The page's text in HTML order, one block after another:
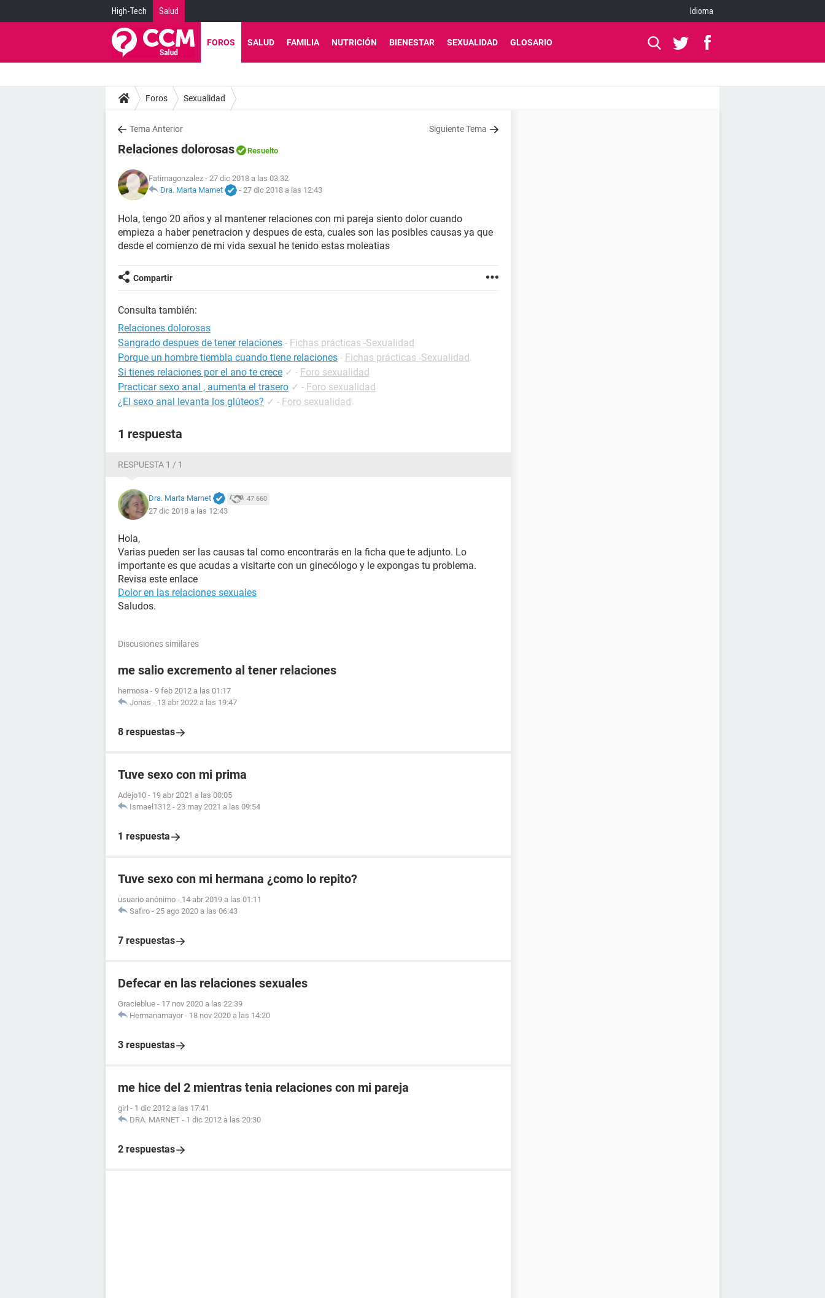
High-Tech Salud Idioma
FOROS SALUD FAMILIA NUTRICIÓN BIENESTAR SEXUALIDAD GLOSARIO
Foros Sexualidad
Tema Anterior Siguiente Tema
Relaciones dolorosas Resuelto
Fatimagonzalez - 27 dic 2018 a las 03:32
Dra. Marta Marnet
- 27 dic 2018 a las 12:43
Hola, tengo 20 años y al mantener relaciones con mi pareja siento dolor cuando
empieza a haber penetracion y despues de esta, cuales son las posibles causas ya que
desde el comienzo de mi vida sexual he tenido estas moleatias
Compartir
Consulta también:
Relaciones dolorosas
Sangrado despues de tener relaciones - Fichas prácticas -Sexualidad
Porque un hombre tiembla cuando tiene relaciones - Fichas prácticas -Sexualidad
Si tienes relaciones por el ano te crece ✓ - Foro sexualidad
Practicar sexo anal , aumenta el trasero ✓ - Foro sexualidad
¿El sexo anal levanta los glúteos? ✓ - Foro sexualidad
1 respuesta
RESPUESTA 1 / 1
Dra. Marta Marnet 47.660
27 dic 2018 a las 12:43
Hola,
Varias pueden ser las causas tal como encontrarás en la ficha que te adjunto. Lo
importante es que acudas a visitarte con un ginecólogo y le expongas tu problema.
Revisa este enlace
Dolor en las relaciones sexuales
Saludos.
Discusiones similares
me salio excremento al tener relaciones
hermosa - 9 feb 2012 a las 01:17
Jonas - 13 abr 2022 a las 19:47
8 respuestas
Tuve sexo con mi prima
Adejo10 - 19 abr 2021 a las 00:05
Ismael1312 - 23 may 2021 a las 09:54
1 respuesta
Tuve sexo con mi hermana ¿como lo repito?
usuario anónimo - 14 abr 2019 a las 01:11
Safiro - 25 ago 2020 a las 06:43
7 respuestas
Defecar en las relaciones sexuales
Gracieblue - 17 nov 2020 a las 22:39
Hermanamayor - 18 nov 2020 a las 14:20
3 respuestas
me hice del 2 mientras tenia relaciones con mi pareja
girl - 1 dic 2012 a las 17:41
DRA. MARNET - 1 dic 2012 a las 20:30
2 respuestas